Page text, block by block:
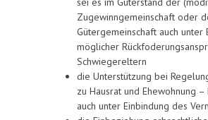
Zugewinngemeinschaft oder
Gütergemeinschaft auch unter
möglicher
Schwiegereltern
die Unterstützung bei
zu Hausrat und Ehewohnung
auch unter Einbindung des